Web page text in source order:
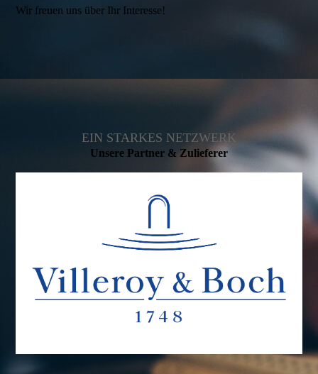
Wir freuen uns über Ihr Interesse!
EIN STARKES NETZWERK
Unsere Partner & Zulieferer